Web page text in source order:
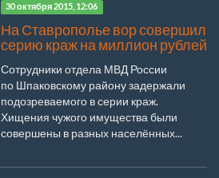
30 октября 2015, 12:06
На Ставрополье вор совершил
серию краж на миллион рублей
Сотрудники отдела МВД России
по Шпаковскому району задержали
подозреваемого в серии краж.
Хищения чужого имущества были
совершены в разных населённых...